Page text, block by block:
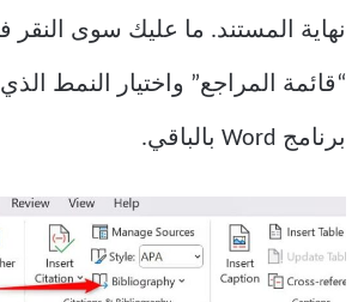
نهاية المستند. ما عليك سوى النقر
“قائمة المراجع” واختيار النمط
برنامج Word بالباقي.